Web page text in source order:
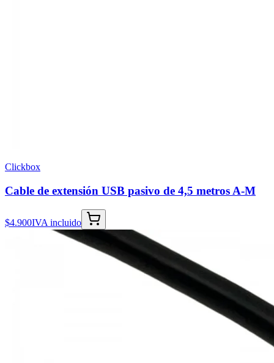
Clickbox
Cable de extensión USB pasivo de 4,5 metros A-M
$4.900IVA incluido